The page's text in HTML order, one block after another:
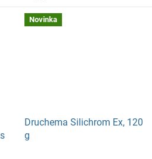
Novinka
Druchema Silichrom Ex, 120
g